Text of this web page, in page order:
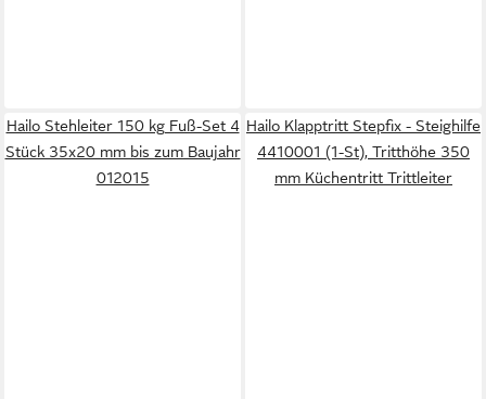
Hailo Stehleiter 150 kg Fuß-Set 4
Stück 35x20 mm bis zum Baujahr
012015
Hailo Klapptritt Stepfix - Steighilfe
4410001 (1-St), Tritthöhe 350
mm Küchentritt Trittleiter